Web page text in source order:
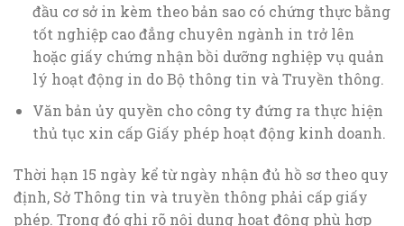
đầu cơ sở in kèm theo bản sao có chứng thực bằng
tốt nghiệp cao đẳng chuyên ngành in trở lên
hoặc giấy chứng nhận bồi dưỡng nghiệp vụ quản
lý hoạt động in do Bộ thông tin và Truyền thông.
Văn bản ủy quyền cho công ty đứng ra thực hiện
thủ tục xin cấp Giấy phép hoạt động kinh doanh.
Thời hạn 15 ngày kể từ ngày nhận đủ hồ sơ theo quy
định, Sở Thông tin và truyền thông phải cấp giấy
phép. Trong đó ghi rõ nội dung hoạt động phù hợp